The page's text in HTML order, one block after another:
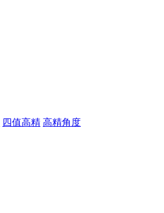
四值高精 高精角度